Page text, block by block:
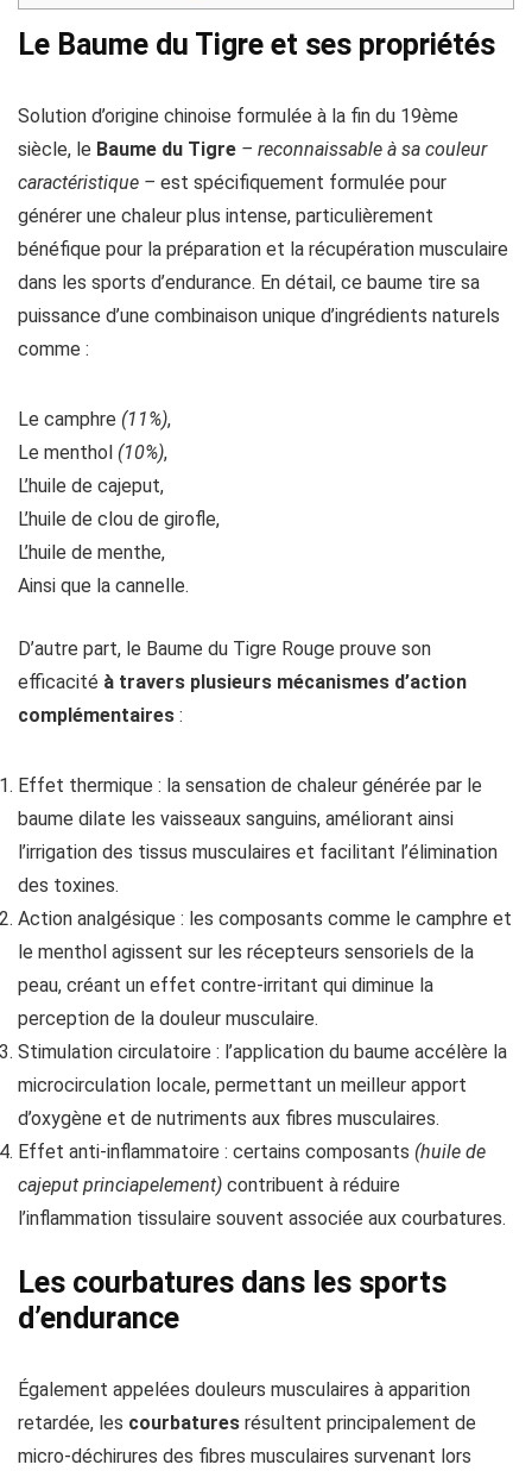
Le Baume du Tigre et ses propriétés
Solution d’origine chinoise formulée à la fin du 19ème
siècle, le Baume du Tigre – reconnaissable à sa couleur
caractéristique – est spécifiquement formulée pour
générer une chaleur plus intense, particulièrement
bénéfique pour la préparation et la récupération musculaire
dans les sports d’endurance. En détail, ce baume tire sa
puissance d’une combinaison unique d’ingrédients naturels
comme :
Le camphre (11%),
Le menthol (10%),
L’huile de cajeput,
L’huile de clou de girofle,
L’huile de menthe,
Ainsi que la cannelle.
D’autre part, le Baume du Tigre Rouge prouve son
efficacité à travers plusieurs mécanismes d’action
complémentaires :
Effet thermique : la sensation de chaleur générée par le
baume dilate les vaisseaux sanguins, améliorant ainsi
l’irrigation des tissus musculaires et facilitant l’élimination
des toxines.
Action analgésique : les composants comme le camphre et
le menthol agissent sur les récepteurs sensoriels de la
peau, créant un effet contre-irritant qui diminue la
perception de la douleur musculaire.
Stimulation circulatoire : l’application du baume accélère la
microcirculation locale, permettant un meilleur apport
d’oxygène et de nutriments aux fibres musculaires.
Effet anti-inflammatoire : certains composants (huile de
cajeput princiapelement) contribuent à réduire
l’inflammation tissulaire souvent associée aux courbatures.
Les courbatures dans les sports
d’endurance
Également appelées douleurs musculaires à apparition
retardée, les courbatures résultent principalement de
micro-déchirures des fibres musculaires survenant lors